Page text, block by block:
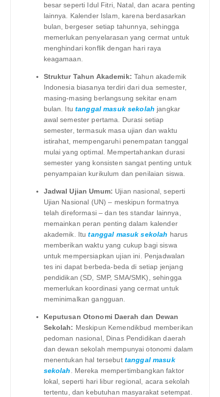
besar seperti Idul Fitri, Natal, dan acara penting
lainnya. Kalender Islam, karena berdasarkan
bulan, bergeser setiap tahunnya, sehingga
memerlukan penyelarasan yang cermat untuk
menghindari konflik dengan hari raya
keagamaan.
Struktur Tahun Akademik: Tahun akademik
Indonesia biasanya terdiri dari dua semester,
masing-masing berlangsung sekitar enam
bulan. Itutanggal masuk sekolah jangkar
awal semester pertama. Durasi setiap
semester, termasuk masa ujian dan waktu
istirahat, mempengaruhi penempatan tanggal
mulai yang optimal. Mempertahankan durasi
semester yang konsisten sangat penting untuk
penyampaian kurikulum dan penilaian siswa.
Jadwal Ujian Umum: Ujian nasional, seperti
Ujian Nasional (UN) – meskipun formatnya
telah direformasi – dan tes standar lainnya,
memainkan peran penting dalam kalender
akademik. Itutanggal masuk sekolah harus
memberikan waktu yang cukup bagi siswa
untuk mempersiapkan ujian ini. Penjadwalan
tes ini dapat berbeda-beda di setiap jenjang
pendidikan (SD, SMP, SMA/SMK), sehingga
memerlukan koordinasi yang cermat untuk
meminimalkan gangguan.
Keputusan Otonomi Daerah dan Dewan
Sekolah: Meskipun Kemendikbud memberikan
pedoman nasional, Dinas Pendidikan daerah
dan dewan sekolah mempunyai otonomi dalam
menentukan hal tersebut tanggal masuk
sekolah . Mereka mempertimbangkan faktor
lokal, seperti hari libur regional, acara sekolah
tertentu, dan kebutuhan masyarakat setempat.